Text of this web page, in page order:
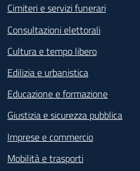
Cimiteri e servizi funerari
Consultazioni elettorali
Cultura e tempo libero
Edilizia e urbanistica
Educazione e formazione
Giustizia e sicurezza pubblica
Imprese e commercio
Mobilità e trasporti